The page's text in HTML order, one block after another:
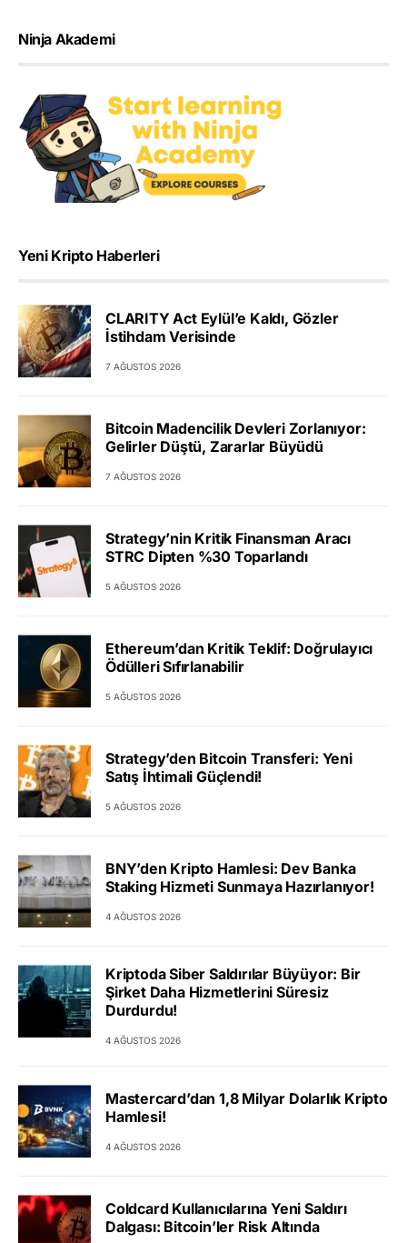
Ninja Akademi
Yeni Kripto Haberleri
CLARITY Act Eylül’e Kaldı, Gözler
İstihdam Verisinde
7 AĞUSTOS 2026
Bitcoin Madencilik Devleri Zorlanıyor:
Gelirler Düştü, Zararlar Büyüdü
7 AĞUSTOS 2026
Strategy’nin Kritik Finansman Aracı
STRC Dipten %30 Toparlandı
5 AĞUSTOS 2026
Ethereum’dan Kritik Teklif: Doğrulayıcı
Ödülleri Sıfırlanabilir
5 AĞUSTOS 2026
Strategy’den Bitcoin Transferi: Yeni
Satış İhtimali Güçlendi!
5 AĞUSTOS 2026
BNY’den Kripto Hamlesi: Dev Banka
Staking Hizmeti Sunmaya Hazırlanıyor!
4 AĞUSTOS 2026
Kriptoda Siber Saldırılar Büyüyor: Bir
Şirket Daha Hizmetlerini Süresiz
Durdurdu!
4 AĞUSTOS 2026
Mastercard’dan 1,8 Milyar Dolarlık Kripto
Hamlesi!
4 AĞUSTOS 2026
Coldcard Kullanıcılarına Yeni Saldırı
Dalgası: Bitcoin’ler Risk Altında